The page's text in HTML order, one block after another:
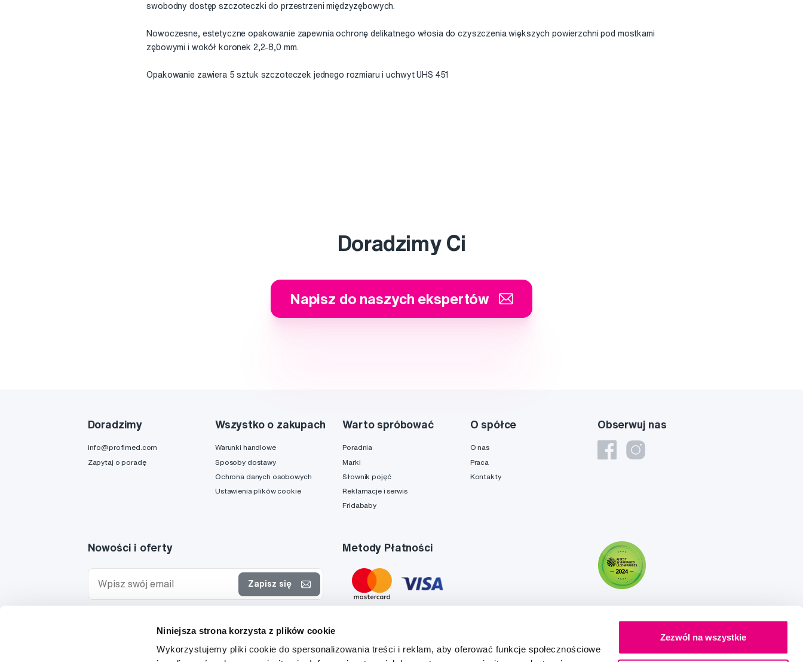
Niniejsza strona korzysta z plików cookie
Wykorzystujemy pliki cookie do spersonalizowania treści i reklam, aby oferować funkcje społecznościowe
Zezwól na wszystkie
swobodny dostęp szczoteczki do przestrzeni międzyzębowych.
Nowoczesne, estetyczne opakowanie zapewnia ochronę delikatnego włosia do czyszczenia większych powierzchni pod mostkami
zębowymi i wokół koronek 2,2-8,0 mm.
Opakowanie zawiera 5 sztuk szczoteczek jednego rozmiaru i uchwyt UHS 451
Doradzimy Ci
Napisz do naszych ekspertów
Obserwuj nas
Doradzimy
info@profimed.com
Zapytaj o poradę
Wszystko o zakupach
Warunki handlowe
Sposoby dostawy
Ochrona danych osobowych
Ustawienia plików cookie
Warto spróbować
Poradnia
Marki
Słownik pojęć
Reklamacje i serwis
Fridababy
O spółce
O nas
Praca
Kontakty
Nowości i oferty
Zapisz się
specjalnych i wyrażam zgodę naprzetwarzanie danych
w tym celu.
Metody Płatności